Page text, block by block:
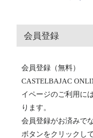
会員登録
会員登録（無料）
CASTELBAJAC
イページのご利用に
ります。
会員登録がお済みで
ボタンをクリックし